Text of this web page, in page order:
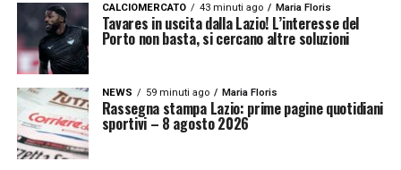
CALCIOMERCATO 43 minuti ago Maria Floris
Tavares in uscita dalla Lazio! L’interesse del
Porto non basta, si cercano altre soluzioni
NEWS 59 minuti ago Maria Floris
Rassegna stampa Lazio: prime pagine quotidiani
sportivi – 8 agosto 2026